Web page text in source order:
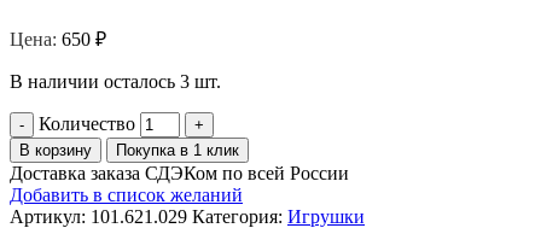
Цена: 650 ₽
В наличии осталось 3 шт.
Количество
В корзину Покупка в 1 клик
Доставка заказа СДЭКом по всей России
Добавить в список желаний
Артикул: 101.621.029 Категория: Игрушки